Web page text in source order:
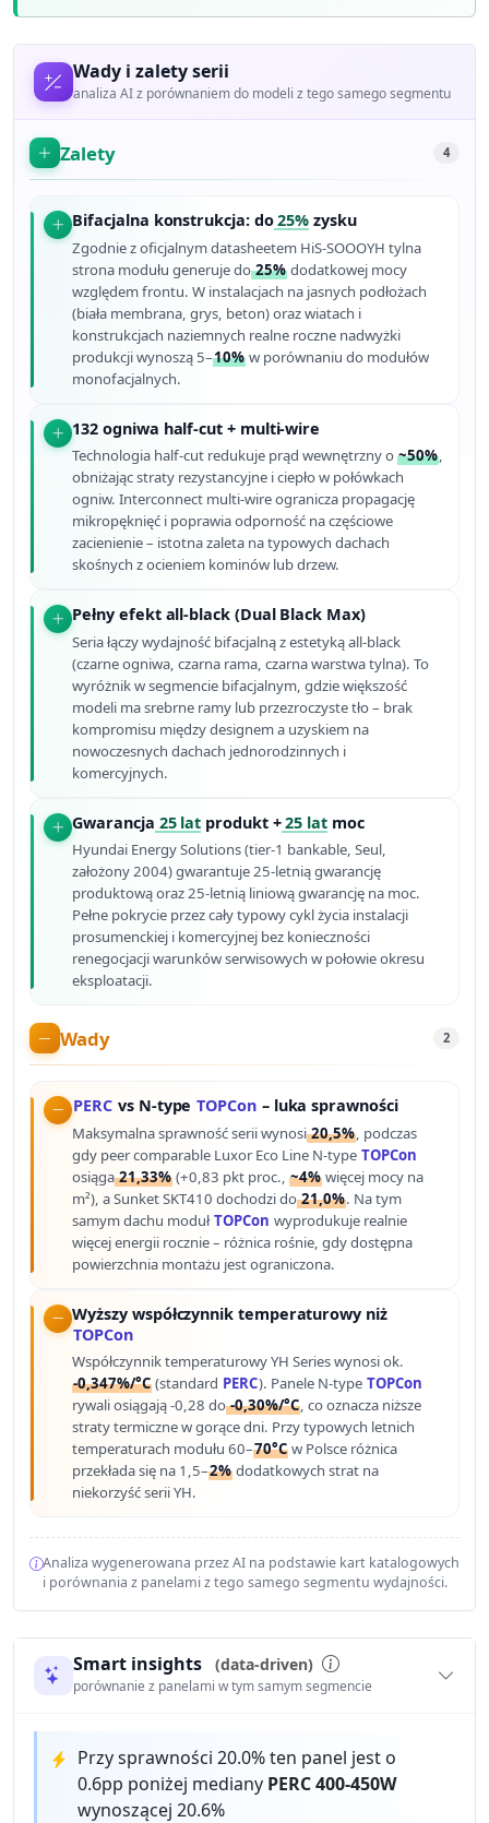
Wady i zalety serii
analiza AI z porównaniem do modeli z tego samego segmentu
Zalety 4
Bifacjalna konstrukcja: do25% zysku
Zgodnie z oficjalnym datasheetem HiS-SOOOYH tylna
strona modułu generuje do25% dodatkowej mocy
względem frontu. W instalacjach na jasnych podłożach
(biała membrana, grys, beton) oraz wiatach i
konstrukcjach naziemnych realne roczne nadwyżki
produkcji wynoszą 5–10% w porównaniu do modułów
monofacjalnych.
132 ogniwa half-cut + multi-wire
Technologia half-cut redukuje prąd wewnętrzny o~50%,
obniżając straty rezystancyjne i ciepło w połówkach
ogniw. Interconnect multi-wire ogranicza propagację
mikropęknięć i poprawia odporność na częściowe
zacienienie – istotna zaleta na typowych dachach
skośnych z ocieniem kominów lub drzew.
Pełny efekt all-black (Dual Black Max)
Seria łączy wydajność bifacjalną z estetyką all-black
(czarne ogniwa, czarna rama, czarna warstwa tylna). To
wyróżnik w segmencie bifacjalnym, gdzie większość
modeli ma srebrne ramy lub przezroczyste tło – brak
kompromisu między designem a uzyskiem na
nowoczesnych dachach jednorodzinnych i
komercyjnych.
Gwarancja 25 lat produkt +25 lat moc
Hyundai Energy Solutions (tier-1 bankable, Seul,
założony 2004) gwarantuje 25-letnią gwarancję
produktową oraz 25-letnią liniową gwarancję na moc.
Pełne pokrycie przez cały typowy cykl życia instalacji
prosumenckiej i komercyjnej bez konieczności
renegocjacji warunków serwisowych w połowie okresu
eksploatacji.
Wady 2
PERC vs N-type TOPCon – luka sprawności
Maksymalna sprawność serii wynosi20,5%, podczas
gdy peer comparable Luxor Eco Line N-type TOPCon
osiąga21,33% (+0,83 pkt proc.,~4% więcej mocy na
m²), a Sunket SKT410 dochodzi do21,0%. Na tym
samym dachu modułTOPCon wyprodukuje realnie
więcej energii rocznie – różnica rośnie, gdy dostępna
powierzchnia montażu jest ograniczona.
Wyższy współczynnik temperaturowy niż
TOPCon
Współczynnik temperaturowy YH Series wynosi ok.
-0,347%/°C (standard PERC). Panele N-type TOPCon
rywali osiągają -0,28 do-0,30%/°C, co oznacza niższe
straty termiczne w gorące dni. Przy typowych letnich
temperaturach modułu 60–70°C w Polsce różnica
przekłada się na 1,5–2% dodatkowych strat na
niekorzyść serii YH.
Analiza wygenerowana przez AI na podstawie kart katalogowych
i porównania z panelami z tego samego segmentu wydajności.
Smart insights (data-driven)
porównanie z panelami w tym samym segmencie
Przy sprawności 20.0% ten panel jest o
0.6pp poniżej mediany PERC 400-450W
wynoszącej 20.6%